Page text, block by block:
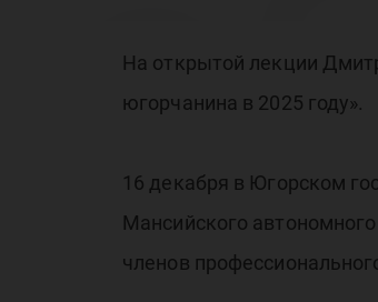
На открытой лекции
югорчанина в 2025 году».
16 декабря в Югорском
Мансийского
членов